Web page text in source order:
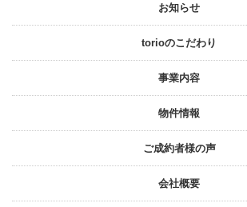
お知らせ
torioのこだわり
事業内容
物件情報
ご成約者様の声
会社概要